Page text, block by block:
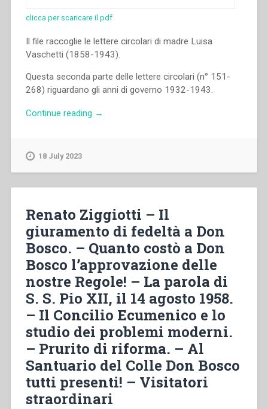
clicca per scaricare il pdf
Il file raccoglie le lettere circolari di madre Luisa
Vaschetti (1858-1943).
Questa seconda parte delle lettere circolari (n° 151-
268) riguardano gli anni di governo 1932-1943.
Continue reading “Luisa
Vaschetti
(seconda
parte,
n°
151-
268)”
→
18 July 2023
Renato Ziggiotti – Il
giuramento di fedeltà a Don
Bosco. – Quanto costò a Don
Bosco l’approvazione delle
nostre Regole! – La parola di
S. S. Pio XII, il 14 agosto 1958.
– Il Concilio Ecumenico e lo
studio dei problemi moderni.
– Prurito di riforma. – Al
Santuario del Colle Don Bosco
tutti presenti! – Visitatori
straordinari